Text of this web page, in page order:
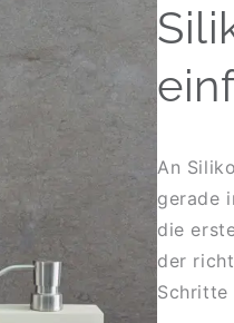
An
gerade
die
der
Schritte